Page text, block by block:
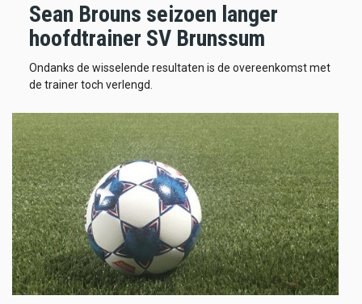
Sean Brouns seizoen langer
hoofdtrainer SV Brunssum
Ondanks de wisselende resultaten is de overeenkomst met
de trainer toch verlengd.